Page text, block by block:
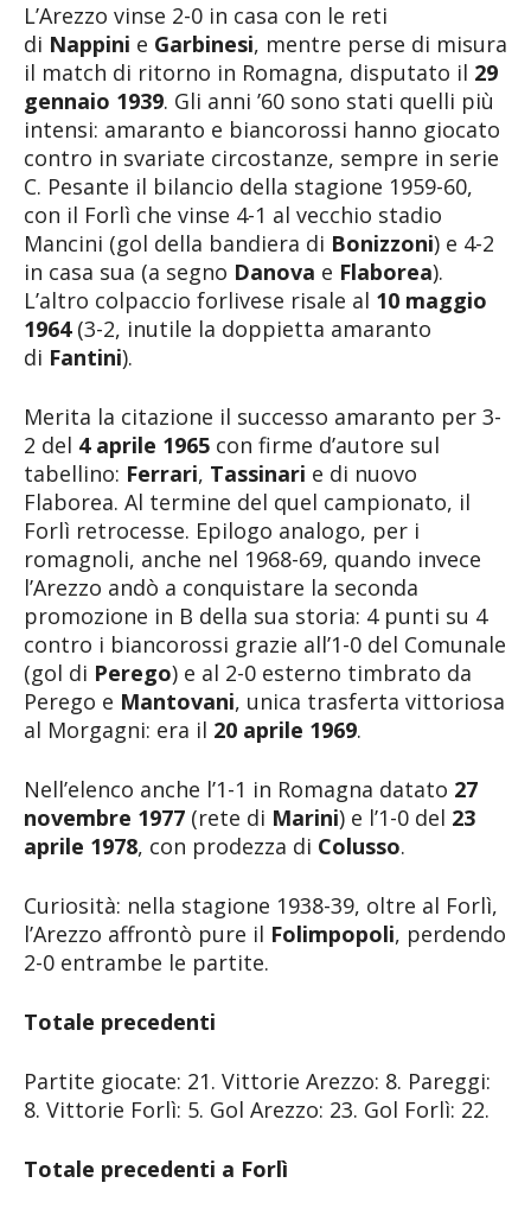
L’Arezzo vinse 2-0 in casa con le reti
di Nappini e Garbinesi, mentre perse di misura
il match di ritorno in Romagna, disputato il 29
gennaio 1939. Gli anni ’60 sono stati quelli più
intensi: amaranto e biancorossi hanno giocato
contro in svariate circostanze, sempre in serie
C. Pesante il bilancio della stagione 1959-60,
con il Forlì che vinse 4-1 al vecchio stadio
Mancini (gol della bandiera di Bonizzoni) e 4-2
in casa sua (a segno Danova e Flaborea).
L’altro colpaccio forlivese risale al 10 maggio
1964(3-2, inutile la doppietta amaranto
di Fantini).
Merita la citazione il successo amaranto per 3-
2 del 4 aprile 1965 con firme d’autore sul
tabellino: Ferrari, Tassinari e di nuovo
Flaborea. Al termine del quel campionato, il
Forlì retrocesse. Epilogo analogo, per i
romagnoli, anche nel 1968-69, quando invece
l’Arezzo andò a conquistare la seconda
promozione in B della sua storia: 4 punti su 4
contro i biancorossi grazie all’1-0 del Comunale
(gol di Perego) e al 2-0 esterno timbrato da
Perego e Mantovani, unica trasferta vittoriosa
al Morgagni: era il 20 aprile 1969.
Nell’elenco anche l’1-1 in Romagna datato 27
novembre 1977 (rete di Marini) e l’1-0 del 23
aprile 1978, con prodezza di Colusso.
Curiosità: nella stagione 1938-39, oltre al Forlì,
l’Arezzo affrontò pure il Folimpopoli, perdendo
2-0 entrambe le partite.
Totale precedenti
Partite giocate: 21. Vittorie Arezzo: 8. Pareggi:
8. Vittorie Forlì: 5. Gol Arezzo: 23. Gol Forlì: 22.
Totale precedenti a Forlì